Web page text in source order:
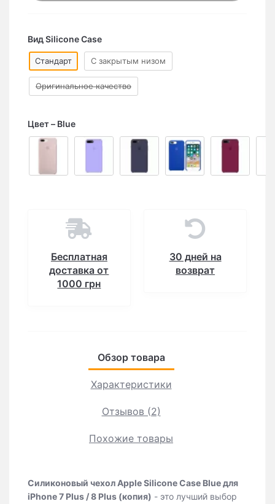
Вид Silicone Case
Стандарт C закрытым низом
Оригинальное качество
Цвет Blue
Бесплатная
доставка от
1000 грн
30 дней на
возврат
Обзор товара
Характеристики
Отзывов (2)
Похожие товары
Силиконовый чехол Apple Silicone Case Blue для
iPhone 7 Plus / 8 Plus (копия) - это лучший выбор